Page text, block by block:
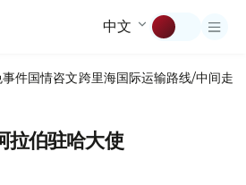
中文
事件国情咨文跨里海国际运输路线/中间走廊
拉伯驻哈大使